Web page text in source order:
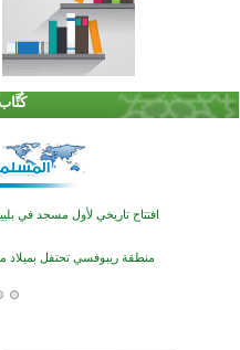
اختتام الدورة التاسعة لمسابقة
تيسليتش تختتم برنامجا تعليميا
اختتام منافسات قرآنية متميزة في
افتتاح تاريخي لأول مسجد في
منطقة ريبوفسي تحتفل بميلاد
أكبر مشروع إسلامي في ريف أستراليا